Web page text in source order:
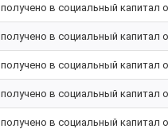
получено в социальный капитал
получено в социальный капитал
получено в социальный капитал
получено в социальный капитал
получено в социальный капитал